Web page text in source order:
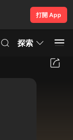
打開 App
探索